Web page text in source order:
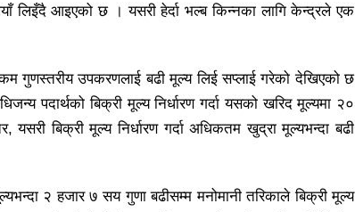
लिइँदै आइएको छ । यसरी हेर्दा भल्ब किन्नका लागि केन्द्रले एक
गुणस्तरीय उपकरणलाई बढी मूल्य लिई सप्लाई गरेको देखिएको छ
पदार्थको बिक्री मूल्य निर्धारण गर्दा यसको खरिद मूल्यमा २०
बिक्री मूल्य निर्धारण गर्दा अधिकतम खुद्रा मूल्यभन्दा बढी
२ हजार ७ सय गुणा बढीसम्म मनोमानी तरिकाले बिक्री मूल्य